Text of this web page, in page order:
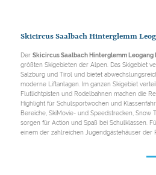
Skicircus Saalbach Hinterglemm
Der Skicircus Saalbach Hinterglemm Leogang
größten Skigebieten der Alpen. Das Skigebiet
Salzburg und Tirol und bietet
moderne Liftanlagen. Im ganzen Skigebiet
Flutlichtpisten und Rodelbahnen machen die
Highlight für Schulsportwochen und
Bereiche, SkiMovie- und Speedstrecken, Snow
sorgen für Action und Spaß bei Schulklassen.
einem der zahlreichen Jugendgästehäuser der